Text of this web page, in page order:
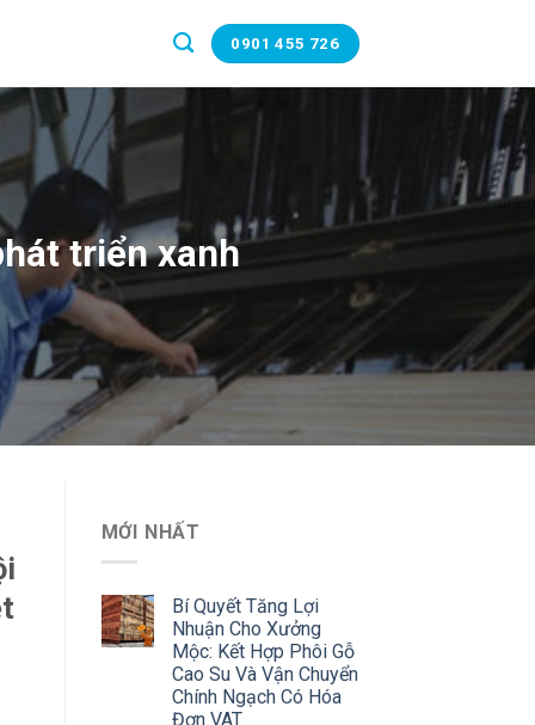
0901 455 726
triển xanh
MỚI NHẤT
Bí Quyết Tăng Lợi
Nhuận Cho Xưởng
Mộc: Kết Hợp Phôi Gỗ
Cao Su Và Vận Chuyển
Chính Ngạch Có Hóa
Đơn VAT